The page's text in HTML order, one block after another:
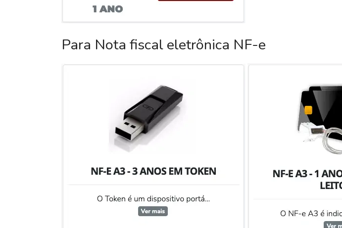
Para Nota fiscal eletrônica NF-e